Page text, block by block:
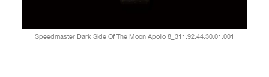
Speedmaster Dark Side Of The Moon Apollo 8_311.92.44.30.01.001